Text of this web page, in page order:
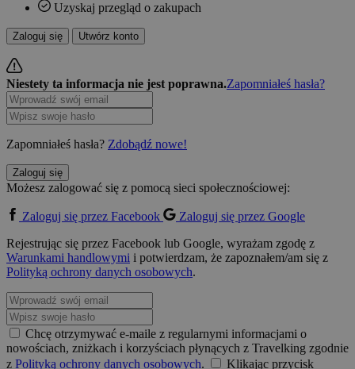
Uzyskaj przegląd o zakupach
Zaloguj się Utwórz konto
Niestety ta informacja nie jest poprawna.Zapomniałeś hasła?
Zapomniałeś hasła? Zdobądź nowe!
Zaloguj się
Możesz zalogować się z pomocą sieci społecznościowej:
Zaloguj się przez Facebook
Zaloguj się przez Google
Rejestrując się przez Facebook lub Google, wyrażam zgodę z
Warunkami handlowymi i potwierdzam, że zapoznałem/am się z
Polityką ochrony danych osobowych.
Chcę otrzymywać e-maile z regularnymi informacjami o
nowościach, zniżkach i korzyściach płynących z Travelking zgodnie
z Polityką ochrony danych osobowych.
Klikając przycisk